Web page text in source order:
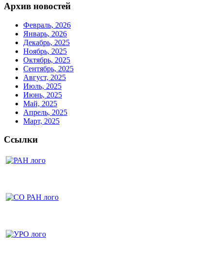
Архив новостей
Февраль, 2026
Январь, 2026
Декабрь, 2025
Ноябрь, 2025
Октябрь, 2025
Сентябрь, 2025
Август, 2025
Июль, 2025
Июнь, 2025
Май, 2025
Апрель, 2025
Март, 2025
Ссылки